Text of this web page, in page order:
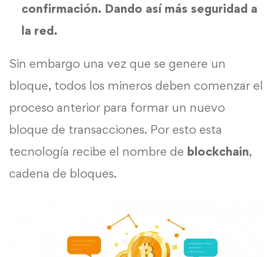
confirmación. Dando así más seguridad a
la red.
Sin embargo una vez que se genere un
bloque, todos los mineros deben comenzar el
proceso anterior para formar un nuevo
bloque de transacciones. Por esto esta
tecnología recibe el nombre de blockchain,
cadena de bloques.